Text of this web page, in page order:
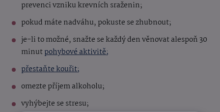
prevenci vzniku krevních sraženin;
pokud máte nadváhu, pokuste se zhubnout;
je-li to možné, snažte se každý den věnovat alespoň 30
minutpohybové aktivitě;
přestaňte kouřit;
omezte příjem alkoholu;
vyhýbejte se stresu;